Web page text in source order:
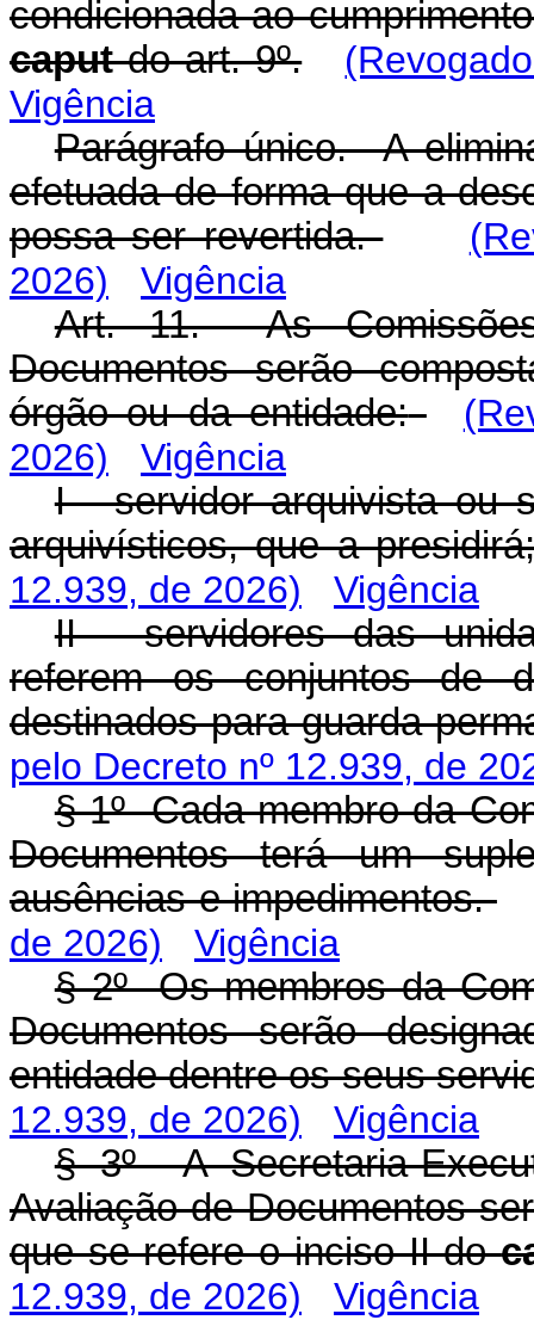
condicionada ao
caputdo art. 9º.
Vigência
Parágrafo único. A
efetuada de forma que a
possa ser revertida.
2026)
Vigência
Art. 11. As
Documentos serão
órgão ou da entidade:
2026)
Vigência
I - servidor arquivista ou
arquivísticos, que a
12.939, de 2026)
Vigência
II - servidores das
referem os conjuntos de
destinados para guarda
pelo Decreto nº 12.939, de
§ 1º Cada membro da
Documentos terá um
ausências e impedimentos.
de 2026)
Vigência
§ 2º Os membros da
Documentos serão
entidade dentre os seus
12.939, de 2026)
Vigência
§ 3º A Secretaria-
Avaliação de Documentos
que se refere o inciso II do
12.939, de 2026)
Vigência